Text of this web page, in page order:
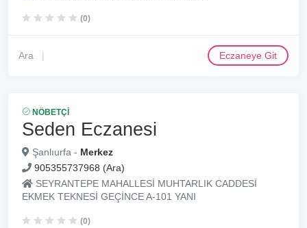
(0)
Ara Eczaneye Git
NÖBETÇI
Seden Eczanesi
Şanlıurfa - Merkez
905355737968 (Ara)
SEYRANTEPE MAHALLESİ MUHTARLIK CADDESİ
EKMEK TEKNESİ GEÇİNCE A-101 YANI
(0)